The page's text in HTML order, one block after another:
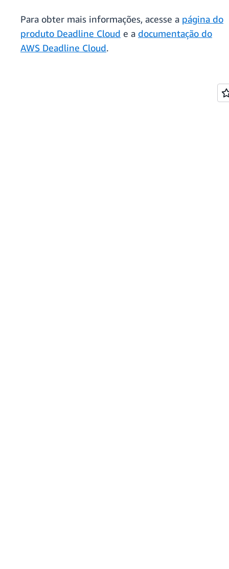
Para obter mais informações, acesse a página do
produto Deadline Cloud e a documentação do
AWS Deadline Cloud.